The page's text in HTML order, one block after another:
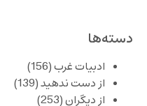
دسته‌ها
ادبیات غرب(156)
از دست ندهید(139)
از دیگران(253)